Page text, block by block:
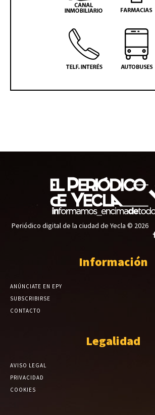
Periódico digital de la ciudad de Yecla © 2026
Información
ANÚNCIATE EN EPY
SUBSCRIBIRSE
CONTACTO
Legalidad
AVISO LEGAL
PRIVACIDAD
COOKIES